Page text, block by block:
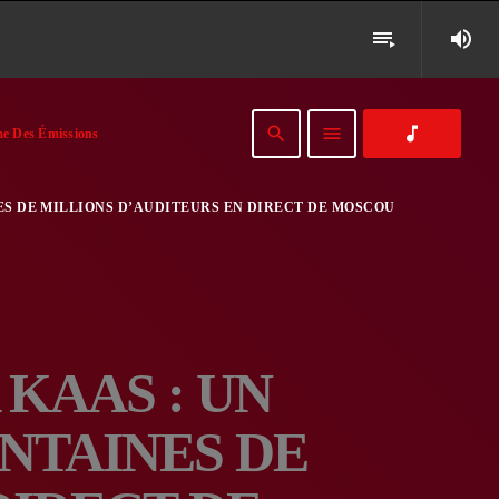
playlist_play volume_up
Des Émissions search menu music_note
DE MILLIONS D’AUDITEURS EN DIRECT DE MOSCOU
: UN
DE